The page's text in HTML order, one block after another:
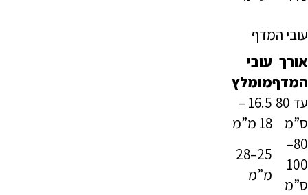
עובי המדף
אורך
המדף
עובי
מומלץ
עד 80
ס”מ
16.5 –
18 מ”מ
80–
100
ס”מ
25–28
מ”מ